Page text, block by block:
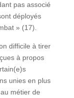
pas associé
déployés
» (17).
difficile à tirer
à propos
unies en plus
métier de